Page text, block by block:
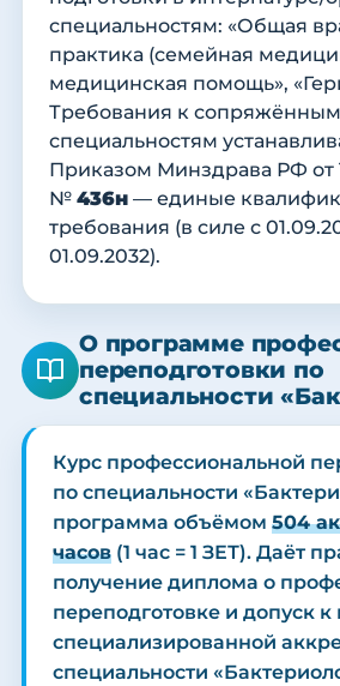
специальностям: «Общая
практика (семейная
медицинская помощь»,
Требования к
специальностям
Приказом Минздрава РФ от
№ 436н — единые
требования (в силе с
01.09.2032).
О программе
переподготовки по
специальности
Курс профессиональной
по специальности
программа объёмом 504
часов (1 час = 1 ЗЕТ). Даёт
получение диплома о
переподготовке и допуск
специализированной
специальности